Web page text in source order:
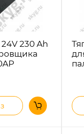
230 Ah